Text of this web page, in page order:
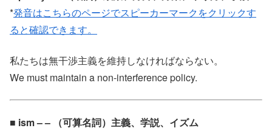
*発音はこちらのページでスピーカーマークをクリックす
ると確認できます。
私たちは無干渉主義を維持しなければならない。
We must maintain a non-interference policy.
■ ism – – （可算名詞）主義、学説、イズム